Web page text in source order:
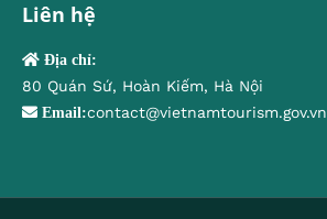
Liên hệ
Địa chỉ:
80 Quán Sứ, Hoàn Kiếm, Hà Nội
Email:contact@vietnamtourism.gov.vn